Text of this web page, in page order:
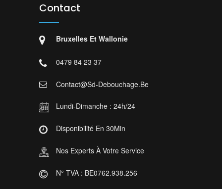
Contact
Bruxelles Et Wallonie
0479 84 23 37
Contact@sd-Debouchage.be
Lundi-Dimanche : 24h/24
Disponibilité En 30Min
Nos Experts À Votre Service
N° TVA : BE0762.938.256